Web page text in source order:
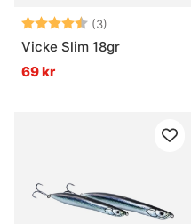
Betyg: (3)
4.3 utav 5
Vicke Slim 18gr
69 kr